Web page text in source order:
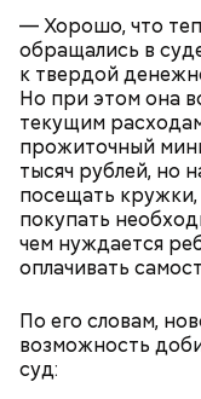
— Хорошо, что
обращались в
к твердой
Но при этом она
текущим
прожиточный
тысяч рублей, но
посещать
покупать
чем нуждается
оплачивать
По его словам,
возможность
суд:
Готовим:Нужно в
перцы на мангале
лук нарезать
Кабачок и
приправить
Сливочное
растопить и
добавить
ингредиенты
примерно три
Далее по
массу яйца,
тесто вновь
Тесто сразу